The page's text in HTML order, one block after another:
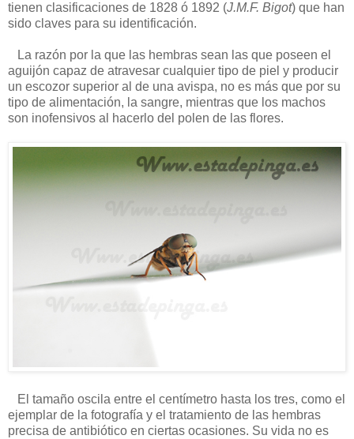
tienen clasificaciones de 1828 ó 1892 (J.M.F. Bigot) que han
sido claves para su identificación.
La razón por la que las hembras sean las que poseen el
aguijón capaz de atravesar cualquier tipo de piel y producir
un escozor superior al de una avispa, no es más que por su
tipo de alimentación, la sangre, mientras que los machos
son inofensivos al hacerlo del polen de las flores.
El tamaño oscila entre el centímetro hasta los tres, como el
ejemplar de la fotografía y el tratamiento de las hembras
precisa de antibiótico en ciertas ocasiones. Su vida no es